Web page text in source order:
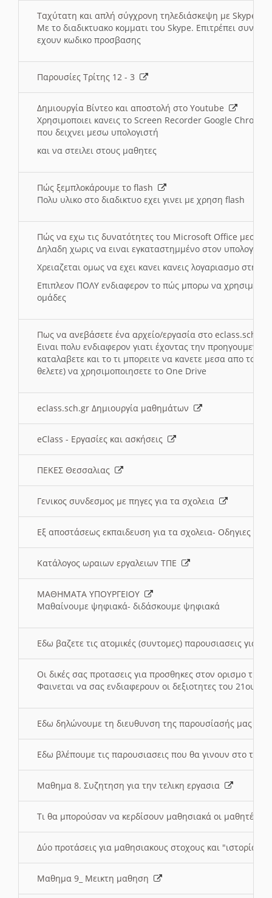
Ταχύτατη και απλή σύγχρονη τηλεδιάσκεψη με Skype
Με το διαδικτυακο κομματι του Skype. Επιτρέπει
εχουν κωδικο προσβασης
Παρουσίες Τρίτης 12 - 3
Δημιουργία Βίντεο και αποστολή στο Youtube
Χρησιμοποιει κανεις το Screen Recorder Google Chrome
που δειχνει μεσω υπολογιστή
και να στειλει στους μαθητες
Πώς ξεμπλοκάρουμε το flash
Πολυ υλικο στο διαδικτυο εχει γινει με χρηση flash
Πώς να εχω τις δυνατότητες του Microsoft Office μεσω
Δηλαδη χωρις να ειναι εγκαταστημμένο στον
Χρειαζεται ομως να εχει κανει κανεις λογαριασμο στη
Επιπλεον ΠΟΛΥ ενδιαφερον το πώς μπορω να
ομάδες
Πως να ανεβάσετε ένα αρχείο/εργασία στο eclass.sch.gr
Ειναι πολυ ενδιαφερον γιατι έχοντας την
καταλαβετε και το τι μπορειτε να κανετε μεσα απο το
θελετε) να χρησιμοποιησετε το One Drive
eclass.sch.gr Δημιουργία μαθημάτων
eClass - Εργασίες και ασκήσεις
ΠΕΚΕΣ Θεσσαλιας
Γενικος συνδεσμος με πηγες για τα σχολεια
Εξ αποστάσεως εκπαιδευση για τα σχολεια- Οδηγιες
Κατάλογος ωραιων εργαλειων ΤΠΕ
ΜΑΘΗΜΑΤΑ ΥΠΟΥΡΓΕΙΟΥ
Μαθαίνουμε ψηφιακά- διδάσκουμε ψηφιακά
Εδω βαζετε τις ατομικές (συντομες) παρουσιασεις για
Οι δικές σας προτασεις για προσθηκες στον ορισμο
Φαινεται να σας ενδιαφερουν οι δεξιοτητες του 21ου
Εδω δηλώνουμε τη διευθυνση της παρουσίασής μας
Εδω βλέπουμε τις παρουσιασεις που θα γινουν στο
Μαθημα 8. Συζητηση για την τελικη εργασια
Τι θα μπορούσαν να κερδίσουν μαθησιακά οι μαθητές/
Δύο προτάσεις για μαθησιακους στοχους και "ιστορία"
Μαθημα 9_ Μεικτη μαθηση